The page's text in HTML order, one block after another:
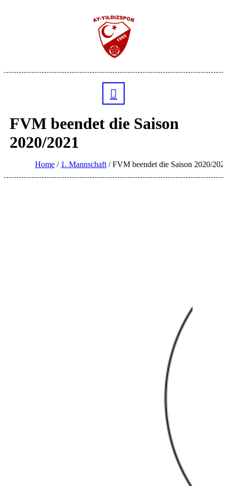
FVM beendet die Saison
2020/2021
Home / 1. Mannschaft /FVM beendet die Saison 2020/